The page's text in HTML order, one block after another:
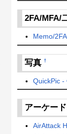
2FA/MFA/
Memo/
写真 †
QuickPic -
アーケー
AirAttack